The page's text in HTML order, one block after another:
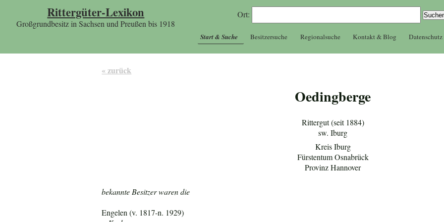
Rittergüter-Lexikon
Großgrundbesitz in Sachsen und Preußen bis 1918
Ort:
Start & Suche Besitzersuche Regionalsuche Kontakt & Blog Datenschutz
« zurück
Oedingberge
Rittergut (seit 1884)
sw. Iburg
Kreis Iburg
Fürstentum Osnabrück
Provinz Hannover
bekannte Besitzer waren die
Engelen (v. 1817-n. 1929)